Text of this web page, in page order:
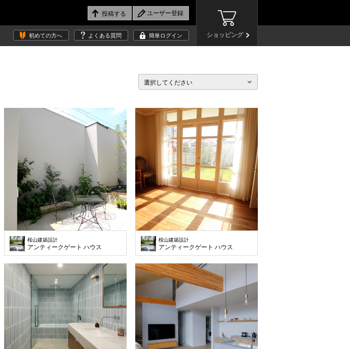
ショッピング
初めての方へ よくある質問 簡単ログイン
選択してください
桜山建築設計
アンティークゲート ハウス
桜山建築設計
アンティークゲート ハウス